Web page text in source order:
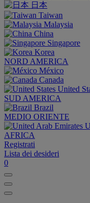
日本
Taiwan
Malaysia
China
Singapore
Korea
NORD AMERICA
México
Canada
United
SUD AMERICA
Brazil
MEDIO ORIENTE
AFRICA
Registrati
Lista dei desideri
0